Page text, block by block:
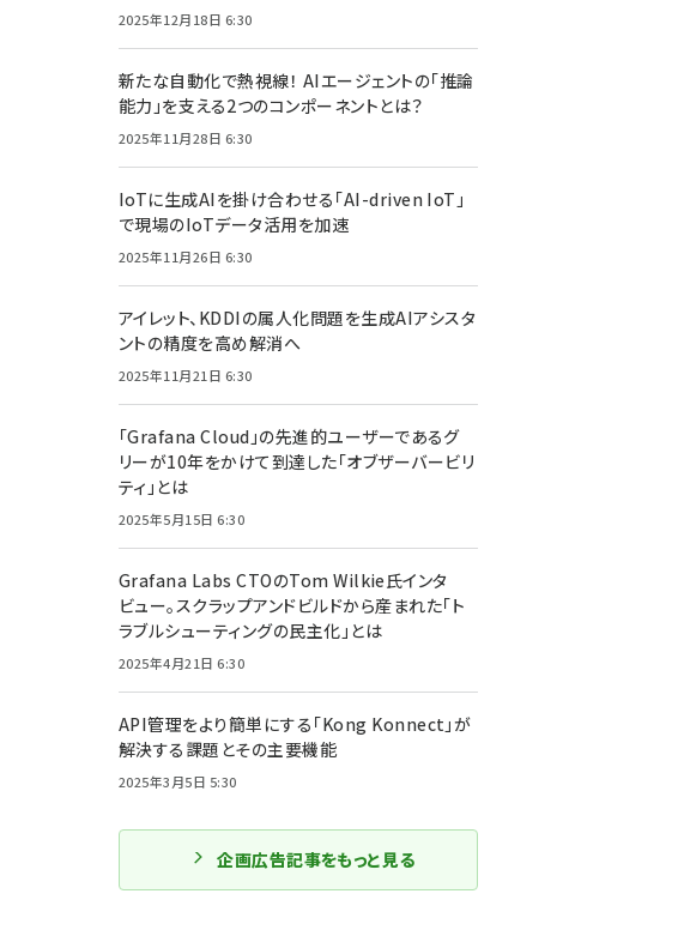
2025年12月18日 6:30
新たな自動化で熱視線！ AIエージェントの「推論
能力」を支える2つのコンポーネントとは？
2025年11月28日 6:30
IoTに生成AIを掛け合わせる「AI-driven IoT」
で現場のIoTデータ活用を加速
2025年11月26日 6:30
アイレット、KDDIの属人化問題を生成AIアシスタ
ントの精度を高め解消へ
2025年11月21日 6:30
「Grafana Cloud」の先進的ユーザーであるグ
リーが10年をかけて到達した「オブザーバービリ
ティ」とは
2025年5月15日 6:30
Grafana Labs CTOのTom Wilkie氏インタ
ビュー。スクラップアンドビルドから産まれた「ト
ラブルシューティングの民主化」とは
2025年4月21日 6:30
API管理をより簡単にする「Kong Konnect」が
解決する課題とその主要機能
2025年3月5日 5:30
企画広告記事をもっと見る